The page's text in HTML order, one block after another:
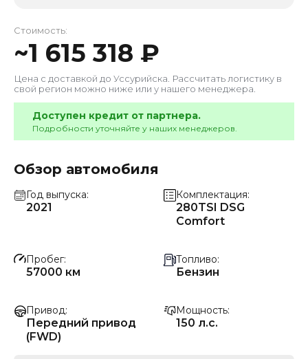
Стоимость:
~1 615 318 ₽
Цена с доставкой до Уссурийска . Рассчитать логистику в
свой регион можно ниже или у нашего менеджера.
Доступен кредит от партнера.
Подробности уточняйте у наших менеджеров.
Обзор автомобиля
Год выпуска
2021
Комплектация
280TSI DSG
Comfort
Пробег
57000 км
Топливо
Бензин
Привод
Передний привод
(FWD)
Мощность
150 л.с.